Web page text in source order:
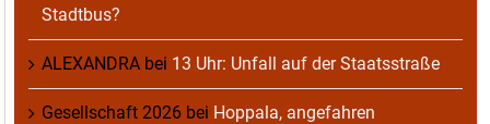
Stadtbus?
ALEXANDRA bei 13 Uhr: Unfall auf der Staatsstraße
Gesellschaft 2026 bei Hoppala, angefahren